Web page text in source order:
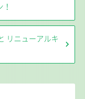
リニューアルキ